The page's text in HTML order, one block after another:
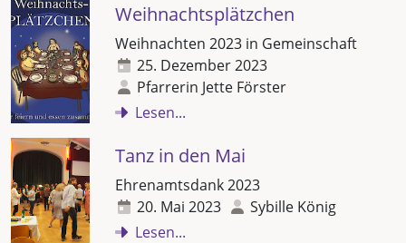
Weihnachtsplätzchen
Weihnachten 2023 in Gemeinschaft
25. Dezember 2023
Pfarrerin Jette Förster
Lesen...
Tanz in den Mai
Ehrenamtsdank 2023
20. Mai 2023
Sybille König
Lesen...